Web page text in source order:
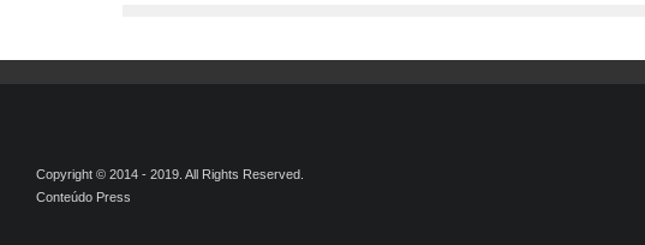
Copyright © 2014 - 2019. All Rights Reserved.
Conteúdo Press